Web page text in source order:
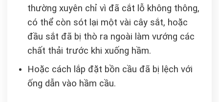
thường xuyên chỉ vì đã cắt lỗ không thông,
có thể còn sót lại một vài cây sắt, hoặc
đầu sắt đã bị thò ra ngoài làm vướng các
chất thải trước khi xuống hầm.
Hoặc cách lắp đặt bồn cầu đã bị lệch với
ống dẫn vào hầm cầu.